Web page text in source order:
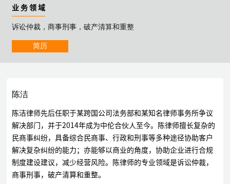
业 务 领 域
诉讼仲裁，商事刑事，破产清算和重整
简历
陈洁
陈洁律师先后任职于某跨国公司法务部和某知名律师事务所争议
解决部门，并于2014年成为中伦合伙人至今。陈律师擅长复杂的
民商事纠纷，具备综合民商事、行政和刑事等多种途径协助客户
解决复杂纠纷的能力；亦能够以商业的角度，协助企业进行合规
制度建设建议，减少经营风险。陈律师的专业领域是诉讼仲裁，
商事刑事，破产清算和重整。